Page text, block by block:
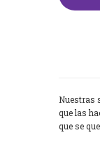
Nuestras
que las
que se